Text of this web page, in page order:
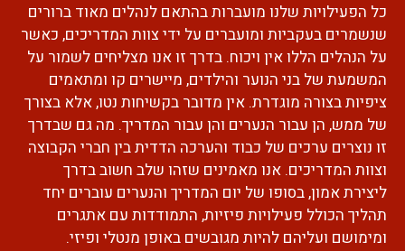
כל הפעילויות שלנו מועברות בהתאם לנהלים מאוד ברורים
שנשמרים בעקביות ומועברים על ידי צוות המדריכים, כאשר
על הנהלים הללו אין ויכוח. בדרך זו אנו מצליחים לשמור על
המשמעת של בני הנוער והילדים, מיישרים קו ומתאמים
ציפיות בצורה מוגדרת. אין מדובר בקשיחות נטו, אלא בצורך
של ממש, הן עבור הנערים והן עבור המדריך. מה גם שבדרך
זו נוצרים ערכים של כבוד והערכה הדדית בין חברי הקבוצה
וצוות המדריכים. אנו מאמינים שזהו שלב חשוב בדרך
ליצירת אמון, בסופו של יום המדריך והנערים עוברים יחד
תהליך הכולל פעילויות פיזיות, התמודדות עם אתגרים
ומימושם ועליהם להיות מגובשים באופן מנטלי ופיזי.